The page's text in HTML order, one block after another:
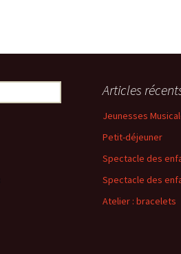
Articles
Jeunesses
Petit-déjeuner
Spectacle des
Spectacle des
Atelier : bracelets